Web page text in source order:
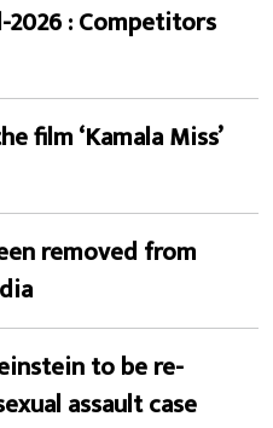
2026 : Competitors
film ‘Kamala Miss’
removed from
to be re-
assault case